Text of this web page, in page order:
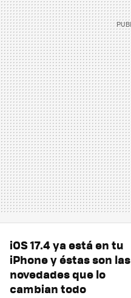
iOS 17.4 ya está en tu
iPhone y éstas son las
novedades que lo
cambian todo